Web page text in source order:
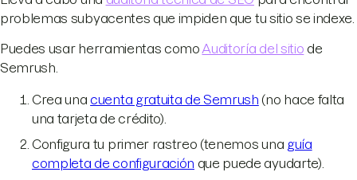
problemas subyacentes que impiden que tu sitio se indexe.
Puedes usar herramientas como Auditoría del sitio de
Semrush.
Crea unacuenta gratuita de Semrush (no hace falta
una tarjeta de crédito).
Configura tu primer rastreo (tenemos una guía
completa de configuración que puede ayudarte).